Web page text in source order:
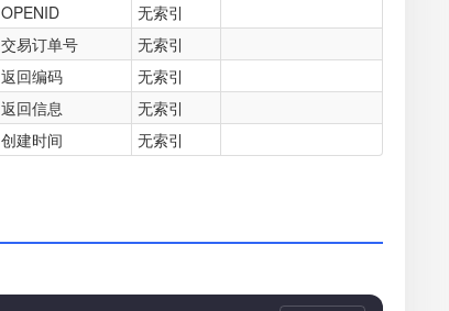
OPENID
无索引
交易订单号
无索引
返回编码
无索引
返回信息
无索引
创建时间 无索引